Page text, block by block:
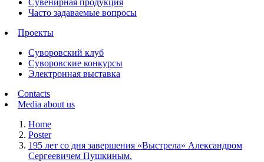
Сувенирная продукция
Часто задаваемые вопросы
Проекты
Суворовский клуб
Суворовские конкурсы
Электронная выставка
Contacts
Media about us
Home
Poster
195 лет со дня завершения «Выстрела» Александром
Сергеевичем Пушкиным.